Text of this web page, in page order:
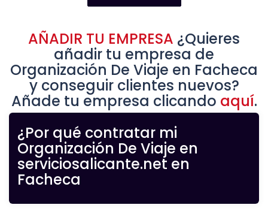
AÑADIR TU EMPRESA ¿Quieres
añadir tu empresa de
Organización De Viaje en Facheca
y conseguir clientes nuevos?
Añade tu empresa clicando aquí.
¿Por qué contratar mi
Organización De Viaje en
serviciosalicante.net en
Facheca